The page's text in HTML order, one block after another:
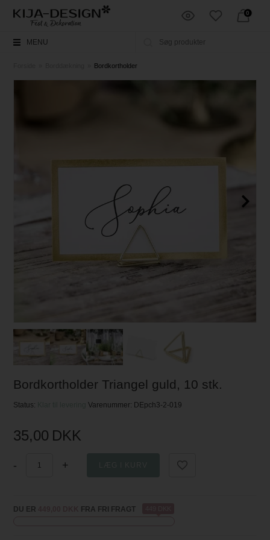
0
MENU
Bordkortholder
Bordkortholder Triangel guld, 10 stk.
Status: Klar til leveringVarenummer: DEpch3-2-019
35,00 DKK
- +
DU ER FRA FRI FRAGT